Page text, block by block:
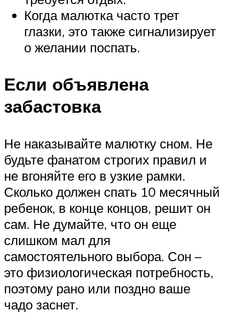
Когда малютка часто трет
глазки, это также сигнализирует
о желании поспать.
Если объявлена
забастовка
Не наказывайте малютку сном. Не
будьте фанатом строгих правил и
не вгоняйте его в узкие рамки.
Сколько должен спать 10 месячный
ребенок, в конце концов, решит он
сам. Не думайте, что он еще
слишком мал для
самостоятельного выбора. Сон –
это физиологическая потребность,
поэтому рано или поздно ваше
чадо заснет.